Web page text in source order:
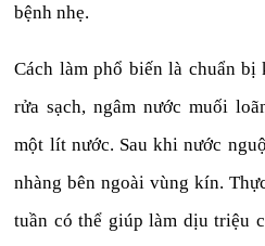
bệnh nhẹ.
Cách làm phổ biến là chuẩn
rửa sạch, ngâm nước muối
một lít nước. Sau khi nước
nhàng bên ngoài vùng kín.
tuần có thể giúp làm dịu triệu